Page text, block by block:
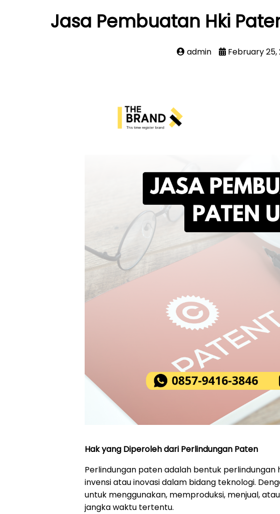
Jasa Pembuatan Hki
admin February 25,
Hak yang Diperoleh dari Perlindungan Paten
Perlindungan paten adalah bentuk
invensi atau inovasi dalam bidang teknologi.
untuk menggunakan, memproduksi, menjual,
jangka waktu tertentu.